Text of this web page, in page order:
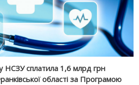
НСЗУ сплатила 1,6 млрд грн
області за Програмою